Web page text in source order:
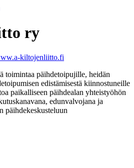
ry
kiltojenliitto.fi
toimintaa päihdetoipujille, heidän
edistämisestä kiinnostuneille
paikalliseen päihdealan yhteistyöhön
edunvalvojana ja
päihdekeskusteluun